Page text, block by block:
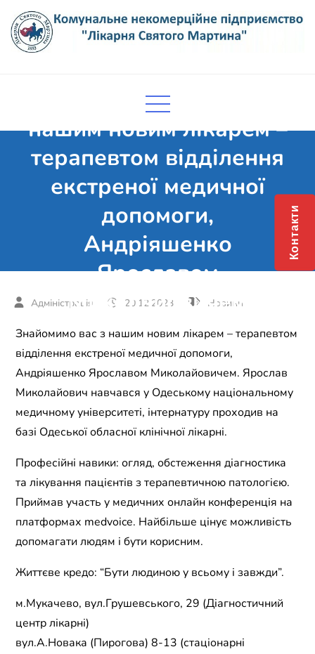
content
підприємство "Лікарня Святого
Знайомимо вас з
нашим новим лікарем –
терапевтом відділення
екстреної медичної
допомоги,
Андріяшенко
Ярославом
Миколайовичем
20.12.2023 Новини
Знайомимо вас з нашим новим лікарем – терапевтом
відділення екстреної медичної допомоги,
Андріяшенко Ярославом Миколайовичем. Ярослав
Миколайович навчався у Одеському національному
медичному університеті, інтернатуру проходив на
базі Одеської обласної клінічної лікарні.
Професійні навики: огляд, обстеження діагностика
та лікування пацієнтів з терапевтичною патологією.
Приймав участь у медичних онлайн конференція на
платформах medvoice. Найбільше цінує можливість
допомагати людям і бути корисним.
Життєве кредо: “Бути людиною у всьому і завжди”.
м.Мукачево, вул.Грушевського, 29 (Діагностичний
центр лікарні)
вул.А.Новака (Пирогова) 8-13 (стаціонарні
Контакти